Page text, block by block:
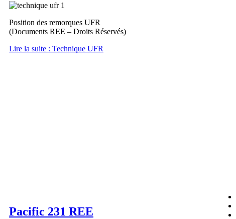
Position des remorques UFR
(Documents REE – Droits Réservés)
Lire la suite : Technique UFR
Pacific 231 REE